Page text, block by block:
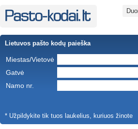
Lietuvos pašto kodų paieška
Miestas/Vietovė
Gatvė
Namo nr.
* Užpildykite tik tuos laukelius, kuriuos žinote